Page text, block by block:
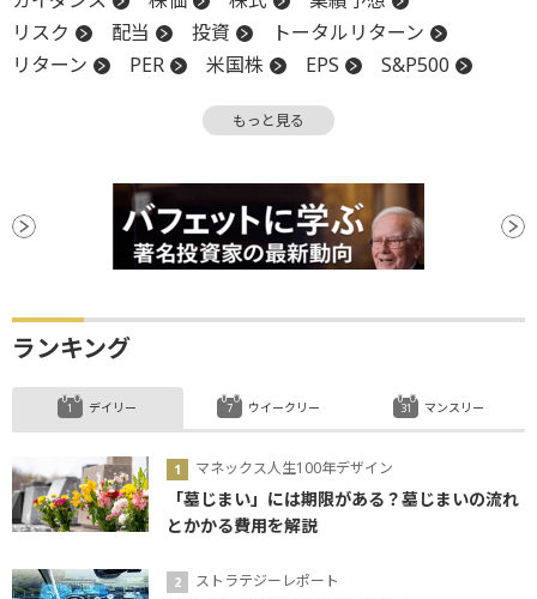
リスク
配当 投資
トータルリターン
リターン
PER 米国株 EPS
S&P500
もっと見る
ランキング
デイリー
マネックス人生100年デザイン
「墓じまい」には期限がある？墓じまいの流れ
とかかる費用を解説
ストラテジーレポート
ウイークリー マンスリー